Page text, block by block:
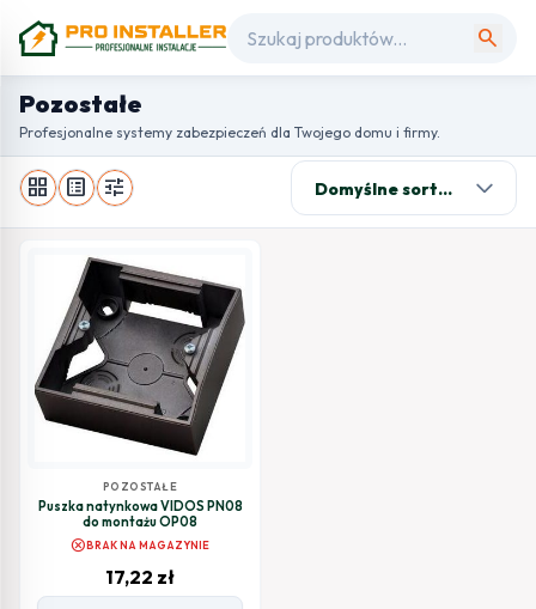
search
Pozostałe
Profesjonalne systemy zabezpieczeń dla Twojego domu i firmy.
grid_view list_alt tune
POZOSTAŁE
Puszka natynkowa VIDOS PN08
do montażu OP08
cancelBRAK NA MAGAZYNIE
17,22 zł